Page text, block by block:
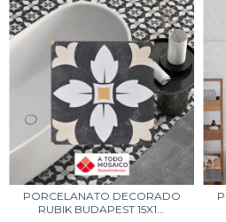
PORCELANATO DECORADO
RUBIK BUDAPEST 15X1...